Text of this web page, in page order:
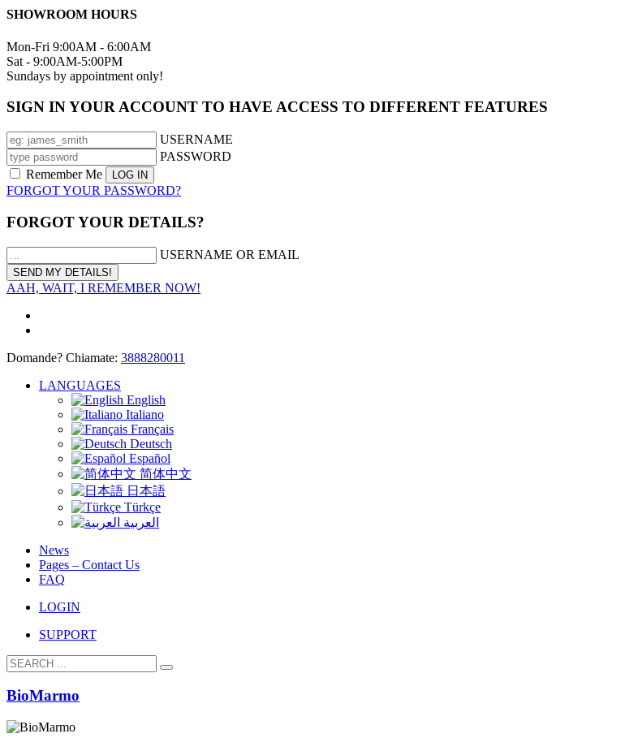
SHOWROOM HOURS
Mon-Fri 9:00AM - 6:00AM
Sat - 9:00AM-5:00PM
Sundays by appointment only!
SIGN IN YOUR ACCOUNT TO HAVE ACCESS TO DIFFERENT FEATURES
USERNAME
PASSWORD
Remember Me
FORGOT YOUR PASSWORD?
FORGOT YOUR DETAILS?
USERNAME OR EMAIL
AAH, WAIT, I REMEMBER NOW!
Domande? Chiamate: 3888280011
LANGUAGES
English
Italiano
Français
Deutsch
Español
简体中文
日本語
Türkçe
العربية
News
Pages – Contact Us
FAQ
LOGIN
SUPPORT
BioMarmo